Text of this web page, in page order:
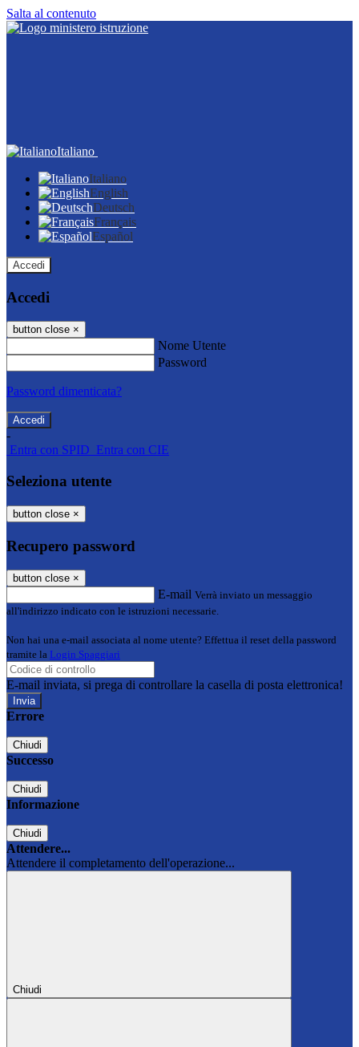
Salta al contenuto
Italiano
Italiano
English
Deutsch
Français
Español
Accedi
Accedi
button close ×
Nome Utente
Password
Password dimenticata?
-
Entra con SPID Entra con CIE
Seleziona utente
button close ×
Recupero password
button close ×
E-mail Verrà inviato un messaggio
all'indirizzo indicato con le istruzioni necessarie.
Non hai una e-mail associata al nome utente? Effettua il reset della password
tramite la Login Spaggiari
E-mail inviata, si prega di controllare la casella di posta elettronica!
Errore
Chiudi
Successo
Chiudi
Informazione
Chiudi
Attendere...
Attendere il completamento dell'operazione...
Chiudi